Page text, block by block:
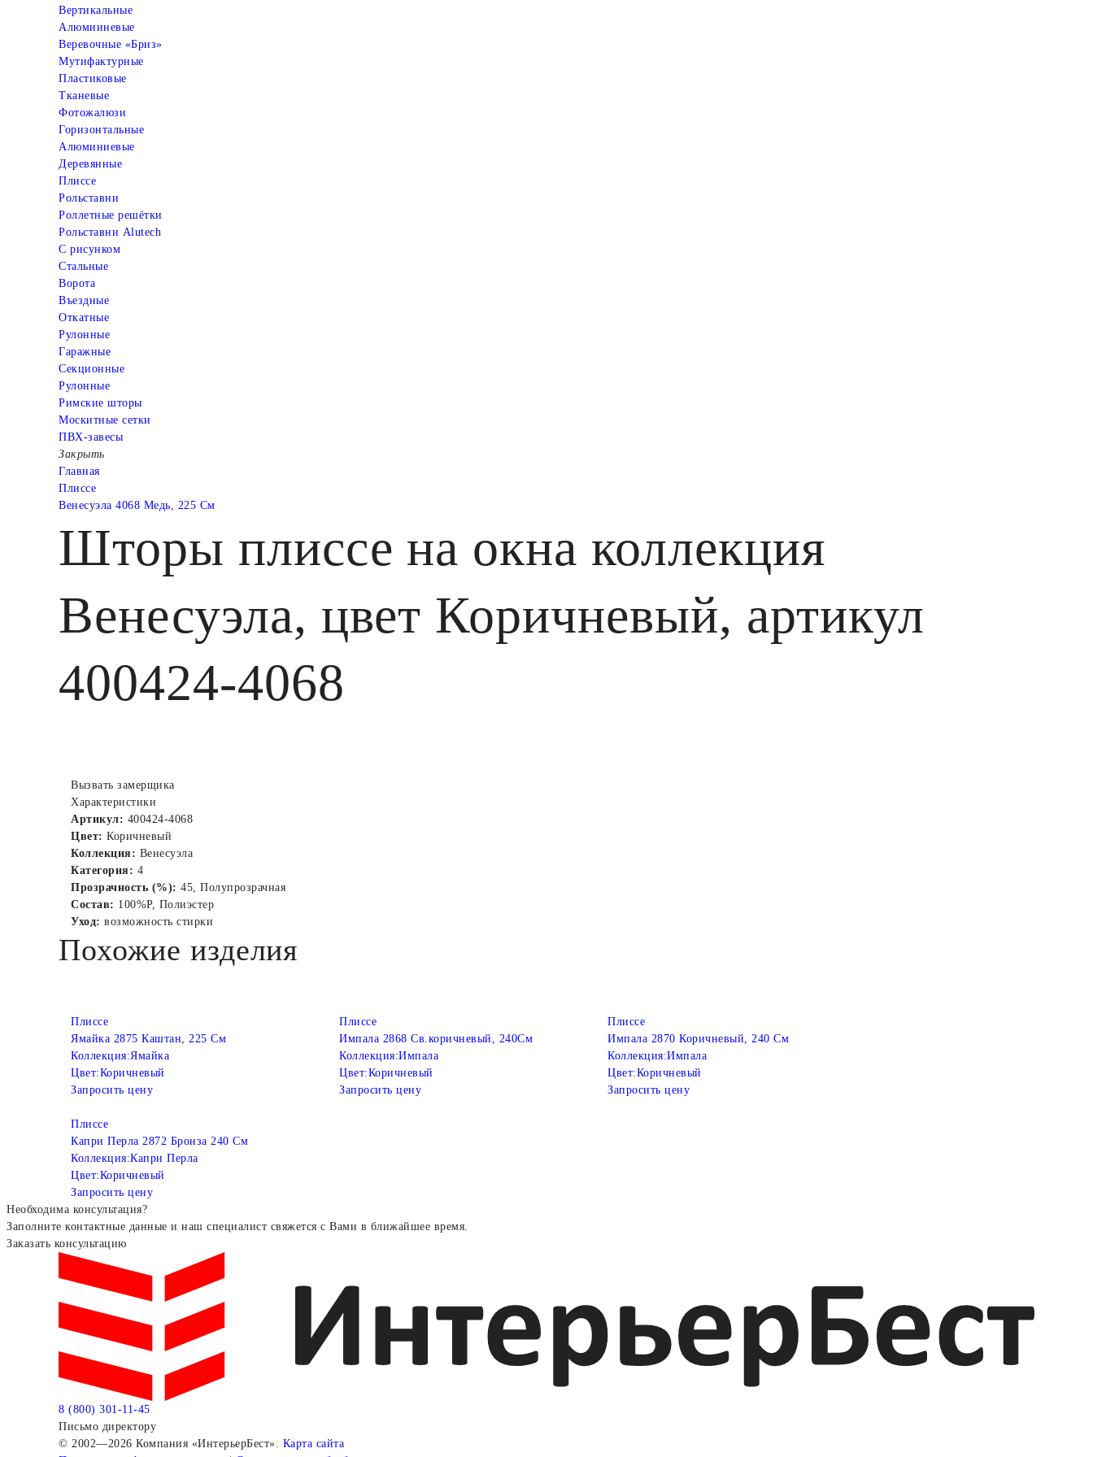
Вертикальные
Алюмииневые
Веревочные «Бриз»
Мутифактурные
Пластиковые
Тканевые
Фотожалюзи
Горизонтальные
Алюминиевые
Деревянные
Плиссе
Рольставни
Роллетные решётки
Рольставни Alutech
С рисунком
Стальные
Ворота
Въездные
Откатные
Рулонные
Гаражные
Cекционные
Рулонные
Римские шторы
Москитные сетки
ПВХ-завесы
Закрыть
Главная
Плиссе
Венесуэла 4068 Медь, 225 См
Шторы плиссе на окна коллекция
Венесуэла, цвет Коричневый, артикул
400424-4068
Вызвать замерщика
Характеристики
Артикул: 400424-4068
Цвет: Коричневый
Коллекция: Венесуэла
Категория: 4
Прозрачность (%): 45, Полупрозрачная
Состав: 100%P, Полиэстер
Уход: возможность стирки
Похожие изделия
Плиссе
Ямайка 2875 Каштан, 225 См
Коллекция:Ямайка
Цвет:Коричневый
Запросить цену
Плиссе
Импала 2868 Св.коричневый, 240См
Коллекция:Импала
Цвет:Коричневый
Запросить цену
Плиссе
Импала 2870 Коричневый, 240 См
Коллекция:Импала
Цвет:Коричневый
Запросить цену
Плиссе
Капри Перла 2872 Бронза 240 См
Коллекция:Капри Перла
Цвет:Коричневый
Запросить цену
Необходима консультация?
Заполните контактные данные и наш специалист свяжется с Вами в ближайшее время.
Заказать консультацию
8 (800) 301-11-45
Письмо директору
© 2002—2026 Компания «ИнтерьерБест». Карта сайта